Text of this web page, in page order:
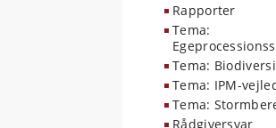
Rapporter
Tema:
Tema:
Tema: IPM-
Tema:
Rådgiversvar